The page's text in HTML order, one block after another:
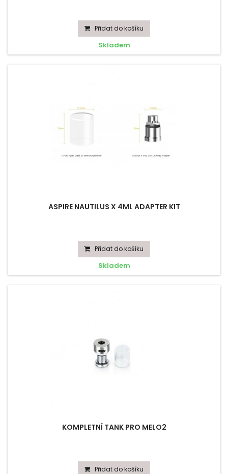
Přidat do košíku
Skladem
ASPIRE NAUTILUS X 4ML ADAPTER KIT
Přidat do košíku
Skladem
KOMPLETNÍ TANK PRO MELO2
Přidat do košíku